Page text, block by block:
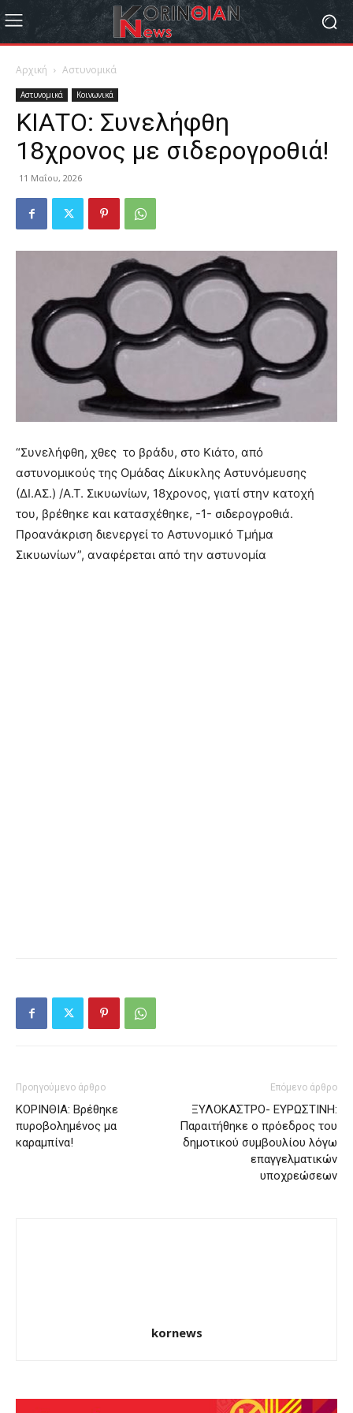
Αρχική Αστυνομικά
Αστυνομικά Κοινωνικά
ΚΙΑΤΟ: Συνελήφθη
18χρονος με σιδερογροθιά!
11 Μαΐου, 2026
“Συνελήφθη, χθες το βράδυ, στο Κιάτο, από
αστυνομικούς της Ομάδας Δίκυκλης Αστυνόμευσης
(ΔΙ.ΑΣ.) /Α.Τ. Σικυωνίων, 18χρονος, γιατί στην κατοχή
του, βρέθηκε και κατασχέθηκε, -1- σιδερογροθιά.
Προανάκριση διενεργεί το Αστυνομικό Τμήμα
Σικυωνίων”, αναφέρεται από την αστυνομία
Προηγούμενο άρθρο
ΚΟΡΙΝΘΙΑ: Βρέθηκε
πυροβολημένος μα
καραμπίνα!
Επόμενο άρθρο
ΞΥΛΟΚΑΣΤΡΟ- ΕΥΡΩΣΤΙΝΗ:
Παραιτήθηκε ο πρόεδρος του
δημοτικού συμβουλίου λόγω
επαγγελματικών
υποχρεώσεων
kornews